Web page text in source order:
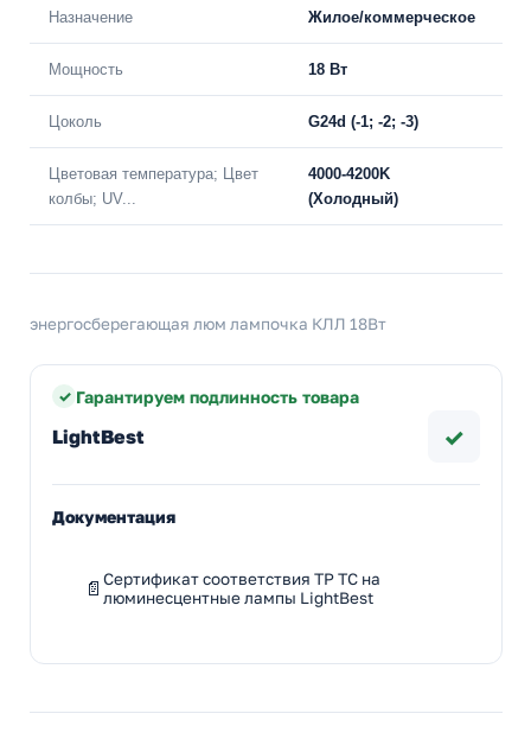
Назначение Жилое/коммерческое
Мощность 18 Вт
Цоколь G24d (-1; -2; -3)
Цветовая температура; Цвет
колбы; UV...
4000-4200K
(Холодный)
энергосберегающая люм лампочка КЛЛ 18Вт
Гарантируем подлинность товара
LightBest ✓
Документация
Сертификат соответствия ТР ТС на
люминесцентные лампы LightBest